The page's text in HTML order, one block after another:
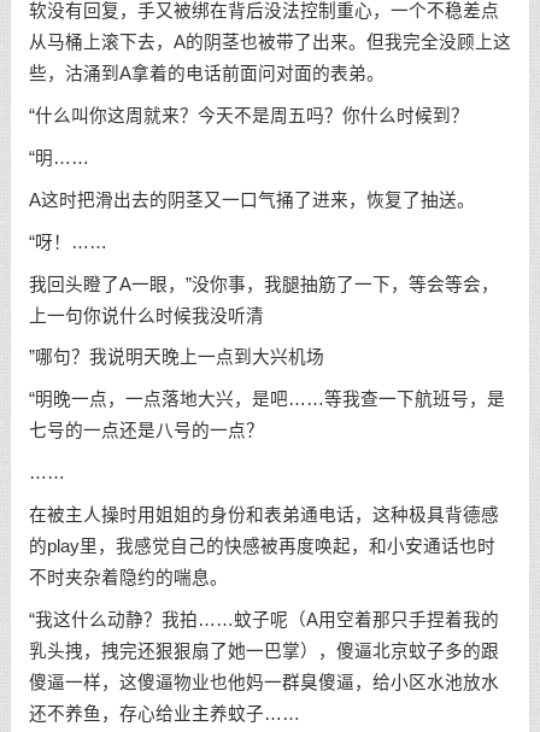
软没有回复，手又被绑在背后没法控制重心，一个不稳差点
从马桶上滚下去，A的阴茎也被带了出来。但我完全没顾上这
些，沽涌到A拿着的电话前面问对面的表弟。
“什么叫你这周就来？今天不是周五吗？你什么时候到？
“明……
A这时把滑出去的阴茎又一口气捅了进来，恢复了抽送。
“呀！……
我回头瞪了A一眼，”没你事，我腿抽筋了一下，等会等会，
上一句你说什么时候我没听清
”哪句？我说明天晚上一点到大兴机场
“明晚一点，一点落地大兴，是吧……等我查一下航班号，是
七号的一点还是八号的一点？
……
在被主人操时用姐姐的身份和表弟通电话，这种极具背德感
的play里，我感觉自己的快感被再度唤起，和小安通话也时
不时夹杂着隐约的喘息。
“我这什么动静？我拍……蚊子呢（A用空着那只手捏着我的
乳头拽，拽完还狠狠扇了她一巴掌），傻逼北京蚊子多的跟
傻逼一样，这傻逼物业也他妈一群臭傻逼，给小区水池放水
还不养鱼，存心给业主养蚊子……